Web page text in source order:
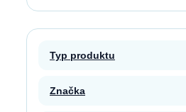
Typ produktu
Značka